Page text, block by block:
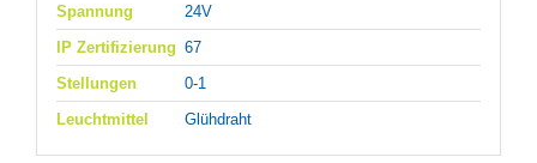
Spannung
24V
IP Zertifizierung 67
Stellungen
0-1
Leuchtmittel
Glühdraht